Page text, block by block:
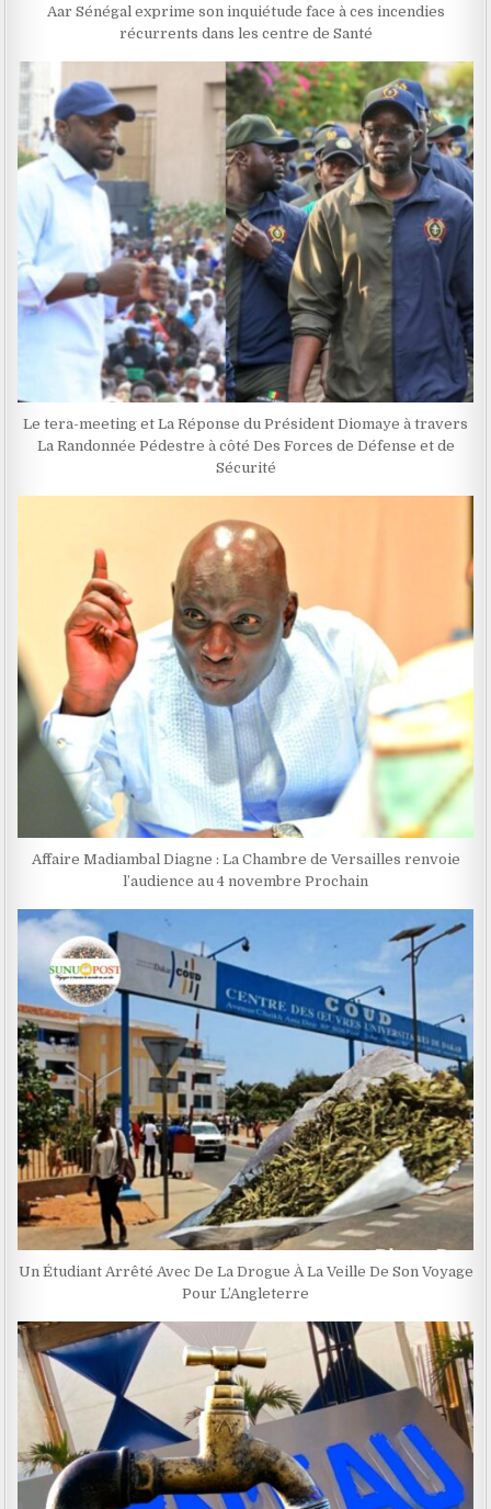
Aar Sénégal exprime son inquiétude face à ces incendies
récurrents dans les centre de Santé
Le tera-meeting et La Réponse du Président Diomaye à travers
La Randonnée Pédestre à côté Des Forces de Défense et de
Sécurité
Affaire Madiambal Diagne : La Chambre de Versailles renvoie
l’audience au 4 novembre Prochain
Un Étudiant Arrêté Avec De La Drogue À La Veille De Son Voyage
Pour L’Angleterre